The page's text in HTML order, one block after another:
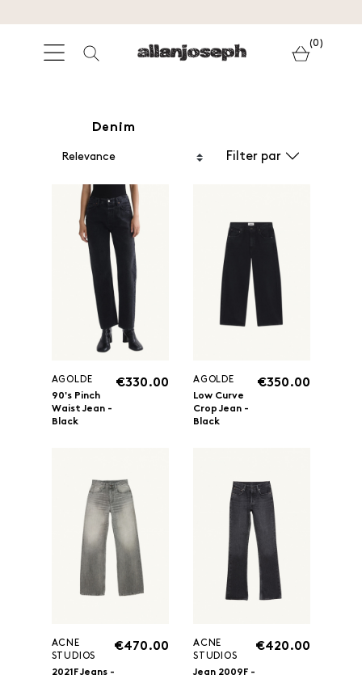
(0)
Denim
Filter par
AGOLDE
90's Pinch
Waist Jean -
Black
€330.00
AGOLDE
Low Curve
Crop Jean -
Black
€350.00
ACNE
STUDIOS
2021F Jeans -
€470.00
ACNE
STUDIOS
Jean 2009F -
€420.00